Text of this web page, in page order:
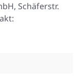
Schäferstr.